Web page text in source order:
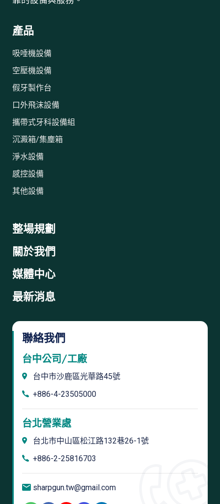
產品
吸唾機設備
空壓機設備
假牙製作台
口外飛沫設備
攜帶式牙科設備組
沉澱箱/集塵箱
淨水設備
感控設備
其他設備
整場規劃
關於我們
媒體中心
最新消息
聯絡我們
台中公司/工廠
台中市沙鹿區光華路45號
+886-4-23505000
台北營業處
台北市中山區松江路132巷26-1號
+886-2-25816703
sharpgun.tw@gmail.com